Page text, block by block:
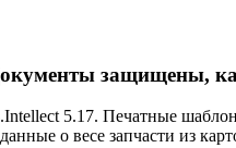
защищены,
5.17. Печатные
о весе запчасти из